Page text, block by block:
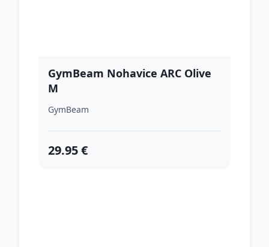
GymBeam Nohavice ARC Olive
M
GymBeam
29.95 €